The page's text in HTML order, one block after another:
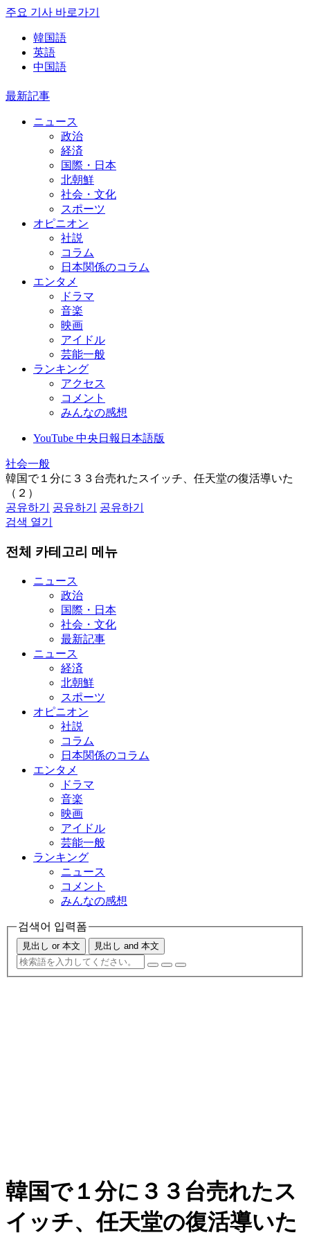
주요 기사 바로가기
韓国語
英語
中国語
最新記事
ニュース
政治
経済
国際・日本
北朝鮮
社会・文化
スポーツ
オピニオン
社説
コラム
日本関係のコラム
エンタメ
ドラマ
音楽
映画
アイドル
芸能一般
ランキング
アクセス
コメント
みんなの感想
YouTube 中央日報日本語版
社会一般
韓国で１分に３３台売れたスイッチ、任天堂の復活導いた
（２）
공유하기
공유하기
공유하기
검색 열기
전체 카테고리 메뉴
ニュース
政治
国際・日本
社会・文化
最新記事
ニュース
経済
北朝鮮
スポーツ
オピニオン
社説
コラム
日本関係のコラム
エンタメ
ドラマ
音楽
映画
アイドル
芸能一般
ランキング
ニュース
コメント
みんなの感想
검색어 입력폼
見出し or 本文 見出し and 本文
韓国で１分に３３台売れたス
イッチ、任天堂の復活導いた